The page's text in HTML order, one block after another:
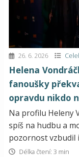
26. 6. 2026
Helena
fanoušky
opravdu nikdo
Na profilu Heleny
spíš na hudbu a
pozornost vzbudil
Délka čtení: 3 min